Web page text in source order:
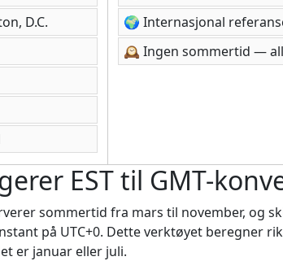
D.C.
🌍 Internasjonal
🕰️ Ingen sommertid —
EST til GMT-
sommertid fra mars til november, og
på UTC+0. Dette verktøyet beregner
er januar eller juli.